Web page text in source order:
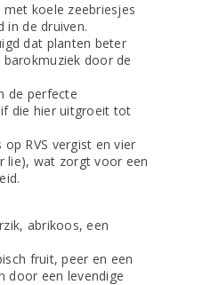
koele zeebriesjes
in de druiven.
dat planten beter
door de
de perfecte
die hier uitgroeit tot
RVS vergist en vier
lie), wat zorgt voor een
abrikoos, een
fruit, peer en een
door een levendige